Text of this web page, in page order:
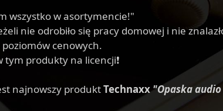
wszystko w asortymencie!"
nie odrobiło się pracy domowej i nie
cenowych.
produkty na licencji❗
najnowszy produktTechnaxx"Opaska